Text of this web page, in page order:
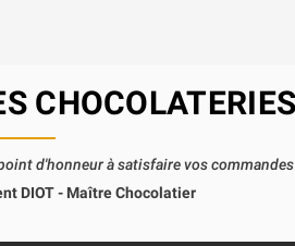
d'honneur à satisfaire vos
DIOT - Maître Chocolatier